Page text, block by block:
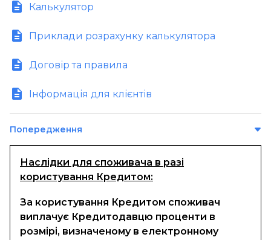
Калькулятор
Приклади розрахунку калькулятора
Договір та правила
Інформація для клієнтів
Попередження
Наслідки для споживача в разі
користування Кредитом:
За користування Кредитом споживач
виплачує Кредитодавцю проценти в
розмірі, визначеному в електронному